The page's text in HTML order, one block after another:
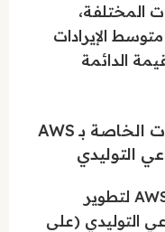
المختلفة،
الإيرادات
الدائمة
وصف البنية التحتية والتقنيات الخاصة بـ AWS
التوليدي
تحديد خدمات وميزات AWS لتطوير
التوليدي (على